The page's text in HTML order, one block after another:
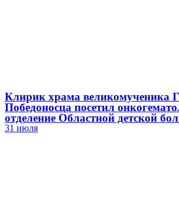
Клирик храма великомученика
Победоносца посетил
отделение Областной детской
31 июля